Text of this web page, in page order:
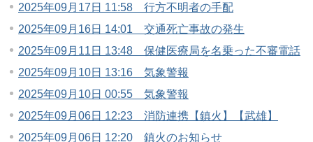
2025年09月17日 11:58 行方不明者の手配
2025年09月16日 14:01 交通死亡事故の発生
2025年09月11日 13:48 保健医療局を名乗った不審電話
2025年09月10日 13:16 気象警報
2025年09月10日 00:55 気象警報
2025年09月06日 12:23 消防連携【鎮火】【武雄】
2025年09月06日 12:20 鎮火のお知らせ